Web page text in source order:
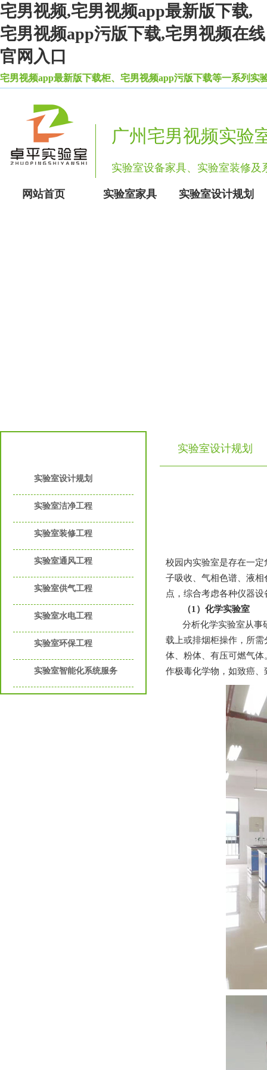
宅男视频,宅男视频app最新版下载,
宅男视频app污版下载,宅男视频在线
官网入口
app最新版下载柜、宅男视频app污版下载等一系列实验室
广州宅男视频实验
实验室设备家具、实验室装修
网站首页 实验室家具 实验室设计规划
实验室设计规划
实验室洁净工程
实验室装修工程
实验室通风工程
实验室供气工程
实验室水电工程
实验室环保工程
实验室智能化系统服务
实验室设计规划
校园内实验室是存在一定危险
子吸收、气相色谱
点，综合考虑各种仪器设
（1 ）化学实验室
分析化学实验室从事研
载上或排烟柜操作，所
体、粉体、有压可燃
作极毒化学物，如致癌